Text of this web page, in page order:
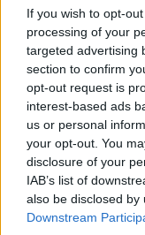
If you wish to opt-
processing of your
targeted advertising
section to confirm
opt-out request is
interest-based ads
us or personal
your opt-out. You
disclosure of your
IAB’s list of
also be disclosed
Downstream
Continua a
NEWS